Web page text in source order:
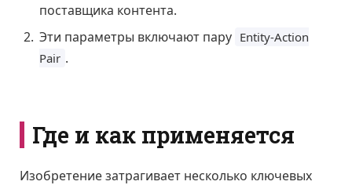
поставщика контента.
Эти параметры включают пару Entity-Action
Pair .
Где и как применяется
Изобретение затрагивает несколько ключевых